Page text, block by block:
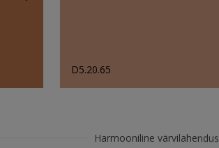
D5.20.65
Harmooniline värvilahendus